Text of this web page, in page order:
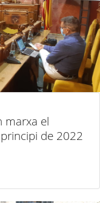
marxa el
de 2022